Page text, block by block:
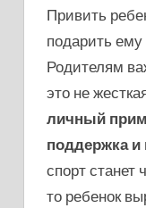
Привить
подарить
Родителям
это не
личный
поддержка
спорт
то ребенок